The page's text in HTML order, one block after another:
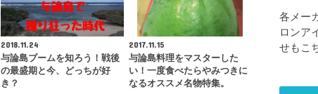
2018.11.24
与論島ブームを知ろう！戦後
の最盛期と今、どっちが好
き？
2017.11.15
与論島料理をマスターした
い！一度食べたらやみつきに
なるオススメ名物特集。
各メー
ロンア
せもこ